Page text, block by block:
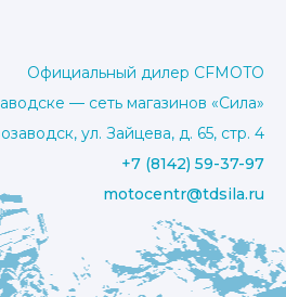
Официальный дилер CFMOTO
— сеть магазинов «Сила»
ул. Зайцева, д. 65, стр. 4
+7 (8142) 59-37-97
motocentr@tdsila.ru